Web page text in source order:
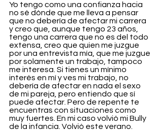
Yo tengo como una confianza hacia
no sé dónde que me lleva a pensar
que no debería de afectar mi carrera
y creo que, aunque tengo 23 años,
tengo una carrera que no es del todo
extensa, creo que quien me juzgue
por una entrevista mía, que me juzgue
por solamente un trabajo, tampoco
me interesa. Si tienes un mínimo
interés en mí y ves mi trabajo, no
debería de afectar en nada el sexo
de mi pareja, pero entiendo que sí
puede afectar. Pero de repente te
encuentras con situaciones como
muy fuertes. En mi caso volvió mi Bully
de la infancia. Volvió este verano.